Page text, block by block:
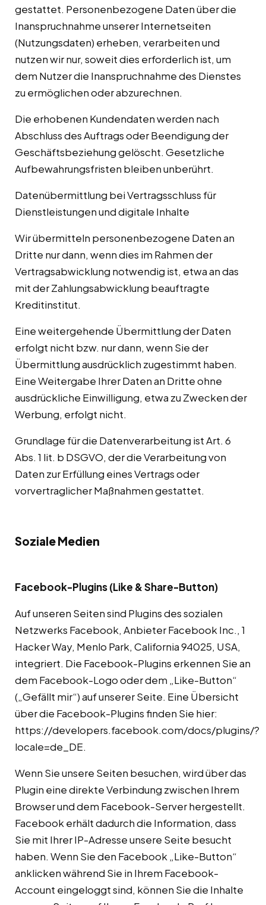
gestattet. Personenbezogene Daten über die
Inanspruchnahme unserer Internetseiten
(Nutzungsdaten) erheben, verarbeiten und
nutzen wir nur, soweit dies erforderlich ist, um
dem Nutzer die Inanspruchnahme des Dienstes
zu ermöglichen oder abzurechnen.
Die erhobenen Kundendaten werden nach
Abschluss des Auftrags oder Beendigung der
Geschäftsbeziehung gelöscht. Gesetzliche
Aufbewahrungsfristen bleiben unberührt.
Datenübermittlung bei Vertragsschluss für
Dienstleistungen und digitale Inhalte
Wir übermitteln personenbezogene Daten an
Dritte nur dann, wenn dies im Rahmen der
Vertragsabwicklung notwendig ist, etwa an das
mit der Zahlungsabwicklung beauftragte
Kreditinstitut.
Eine weitergehende Übermittlung der Daten
erfolgt nicht bzw. nur dann, wenn Sie der
Übermittlung ausdrücklich zugestimmt haben.
Eine Weitergabe Ihrer Daten an Dritte ohne
ausdrückliche Einwilligung, etwa zu Zwecken der
Werbung, erfolgt nicht.
Grundlage für die Datenverarbeitung ist Art. 6
Abs. 1 lit. b DSGVO, der die Verarbeitung von
Daten zur Erfüllung eines Vertrags oder
vorvertraglicher Maßnahmen gestattet.
Soziale Medien
Facebook-Plugins (Like & Share-Button)
Auf unseren Seiten sind Plugins des sozialen
Netzwerks Facebook, Anbieter Facebook Inc., 1
Hacker Way, Menlo Park, California 94025, USA,
integriert. Die Facebook-Plugins erkennen Sie an
dem Facebook-Logo oder dem „Like-Button“
(„Gefällt mir“) auf unserer Seite. Eine Übersicht
über die Facebook-Plugins finden Sie hier:
https://developers.facebook.com/docs/plugins/?
locale=de_DE.
Wenn Sie unsere Seiten besuchen, wird über das
Plugin eine direkte Verbindung zwischen Ihrem
Browser und dem Facebook-Server hergestellt.
Facebook erhält dadurch die Information, dass
Sie mit Ihrer IP-Adresse unsere Seite besucht
haben. Wenn Sie den Facebook „Like-Button“
anklicken während Sie in Ihrem Facebook-
Account eingeloggt sind, können Sie die Inhalte